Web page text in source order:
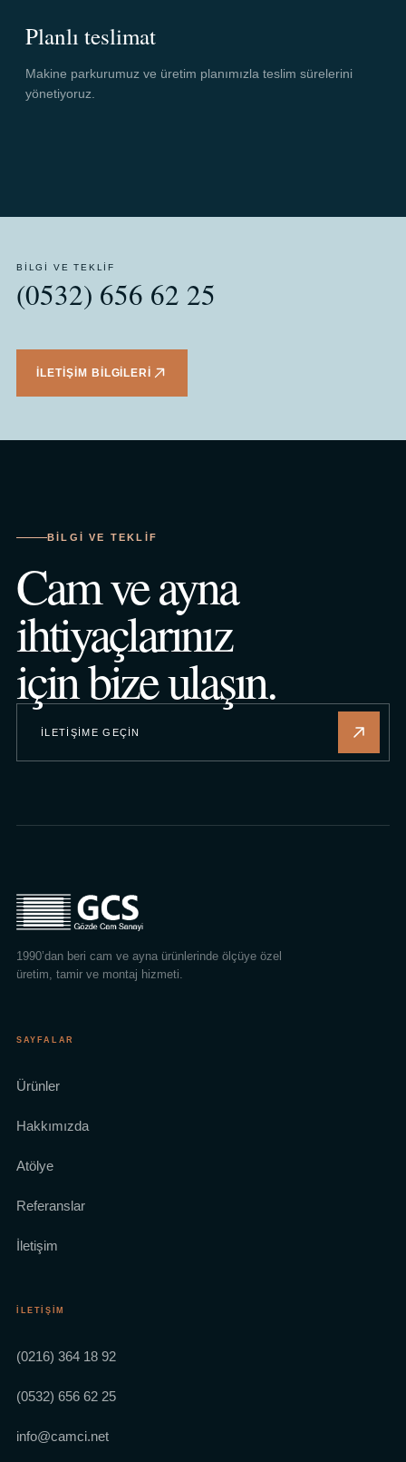
Planlı teslimat
Makine parkurumuz ve üretim planımızla teslim sürelerini
yönetiyoruz.
BILGI VE TEKLIF
(0532) 656 62 25
İLETIŞIM BILGILERI
BILGI VE TEKLIF
Cam ve ayna
ihtiyaçlarınız
için bize ulaşın.
İLETIŞIME GEÇIN
1990’dan beri cam ve ayna ürünlerinde ölçüye özel
üretim, tamir ve montaj hizmeti.
SAYFALAR
Ürünler
Hakkımızda
Atölye
Referanslar
İletişim
İLETIŞIM
(0216) 364 18 92
(0532) 656 62 25
info@camci.net